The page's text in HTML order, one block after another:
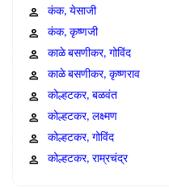
कंक, येसाजी
कंक, कृष्णजी
काळे बसणीकर, गोविंद
काळे बसणीकर, कृष्णराव
कोल्हटकर, बळवंत
कोल्हटकर, लक्ष्मण
कोल्हटकर, गोविंद
कोल्हटकर, राम्रचंद्र